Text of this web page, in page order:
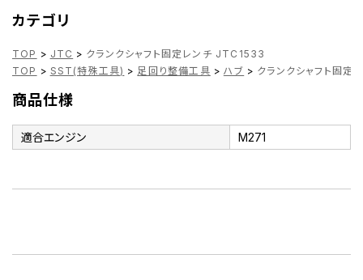
カテゴリ
TOP > JTC > クランクシャフト固定レンチ JTC1533
TOP > SST(特殊工具) > 足回り整備工具 > ハブ > クランクシャフト固
商品仕様
適合エンジン M271